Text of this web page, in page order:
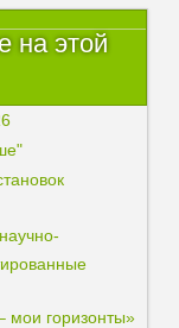
на этой
мои горизонты»